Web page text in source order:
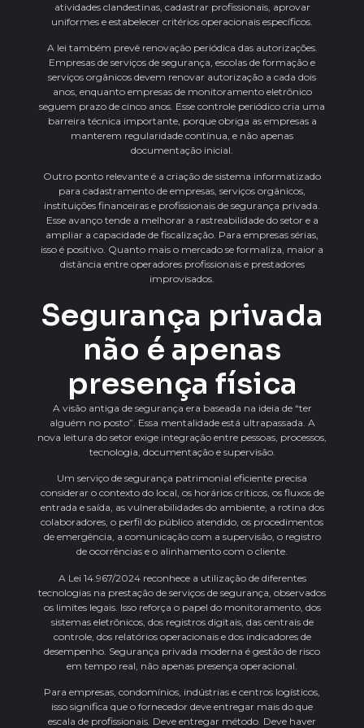
atividades clandestinas, cadastrar profissionais, aprovar
uniformes e estabelecer critérios operacionais específicos.
A lei também prevê renovação periódica das autorizações.
Empresas de serviços de segurança, escolas de formação e
serviços orgânicos devem renovar autorização a cada dois
anos, enquanto empresas de monitoramento eletrônico
seguem prazo de cinco anos. Esse controle periódico cria uma
barreira técnica importante, porque obriga as empresas a
manterem regularidade contínua, e não apenas
documentação inicial.
Outro ponto relevante é a criação de sistema informatizado
para cadastramento de empresas, serviços orgânicos,
instituições financeiras e profissionais de segurança privada.
Esse avanço tende a melhorar a rastreabilidade do setor e a
ampliar a capacidade de fiscalização. Para empresas sérias,
isso é positivo. Quanto mais o mercado se formaliza, maior a
distância entre operadores profissionais e prestadores
improvisados.
Segurança privada
não é apenas
presença física
A visão antiga de segurança era baseada na ideia de “ter
alguém no posto”. Essa mentalidade está ultrapassada. A
nova leitura do setor exige integração entre pessoas, processos,
tecnologia, documentação e supervisão.
Um serviço de segurança patrimonial eficiente precisa
considerar o contexto do local, os horários críticos, os fluxos de
entrada e saída, as vulnerabilidades do ambiente, a rotina dos
colaboradores, o perfil do público atendido, os procedimentos
de emergência, a comunicação com a supervisão, o registro
de ocorrências e o alinhamento com o cliente.
A Lei 14.967/2024 reconhece a utilização de diferentes
tecnologias na prestação de serviços de segurança, observados
os limites legais. Isso reforça o papel do monitoramento, dos
sistemas eletrônicos, dos registros digitais, das centrais de
controle, dos relatórios operacionais e dos indicadores de
desempenho. Segurança privada moderna é gestão de risco
em tempo real, não apenas presença operacional.
Para empresas, condomínios, indústrias e centros logísticos,
isso significa que o fornecedor deve entregar mais do que
escala de profissionais. Deve entregar método. Deve haver